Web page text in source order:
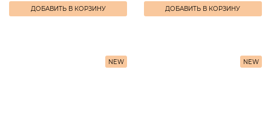
ДОБАВИТЬ В КОРЗИНУ ДОБАВИТЬ В КОРЗИНУ
NEW NEW